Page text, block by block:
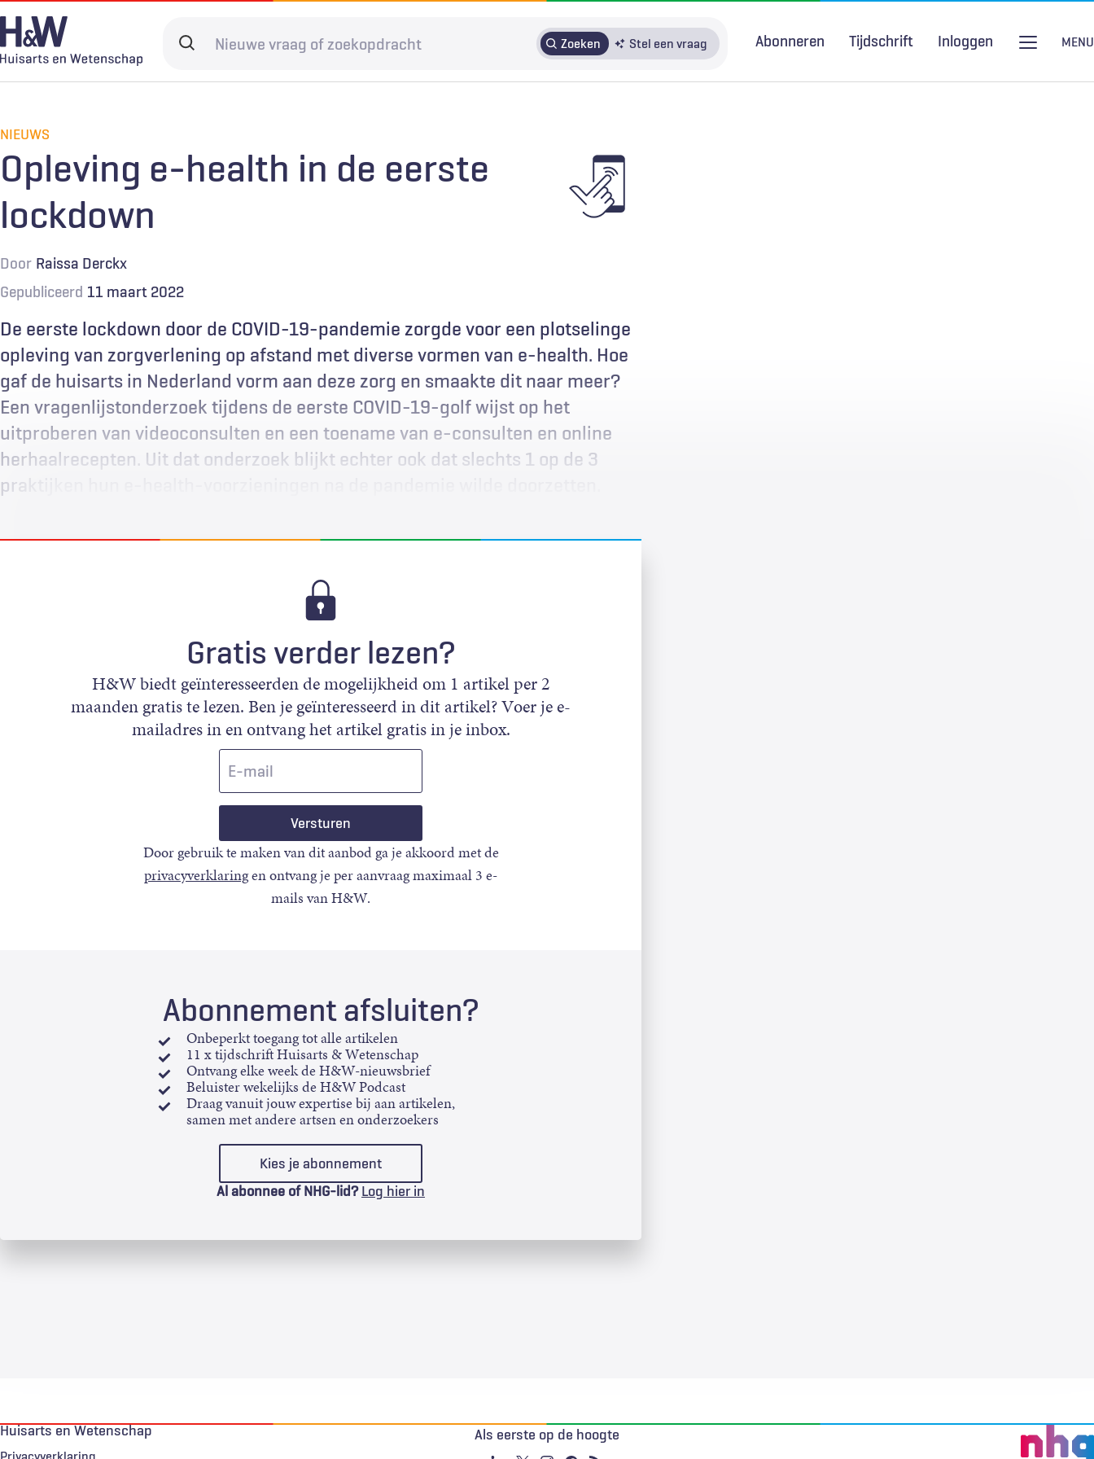
Overslaan
en
naar
gaan
Search
Zoeken Stel een vraag Abonneren Tijdschrift Inloggen MENU
Spoedzorg
Digitale zorg Levenseinde
Door in te loggen op HAweb krijgt u toegang tot de artikelen
op HenW.org.
Abonneren
NIEUWS
Opleving e-health in de eerste
lockdown
Door Raissa Derckx
Gepubliceerd 11 maart 2022
De eerste lockdown door de COVID-19-pandemie zorgde voor een plotselinge
opleving van zorgverlening op afstand met diverse vormen van e-health. Hoe
gaf de huisarts in Nederland vorm aan deze zorg en smaakte dit naar meer?
Een vragenlijstonderzoek tijdens de eerste COVID-19-golf wijst op het
uitproberen van videoconsulten en een toename van e-consulten en online
herhaalrecepten. Uit dat onderzoek blijkt echter ook dat slechts 1 op de 3
praktijken hun e-health-voorzieningen na de pandemie wilde doorzetten.
Gratis verder lezen?
H&W biedt geïnteresseerden de mogelijkheid om 1 artikel per 2
maanden gratis te lezen. Ben je geïnteresseerd in dit artikel? Voer je e-
mailadres in en ontvang het artikel gratis in je inbox.
Door gebruik te maken van dit aanbod ga je akkoord met de
privacyverklaringen ontvang je per aanvraag maximaal 3 e-
mails van H&W.
Abonnement afsluiten?
Onbeperkt toegang tot alle artikelen
11 x tijdschrift Huisarts & Wetenschap
Ontvang elke week de H&W-nieuwsbrief
Beluister wekelijks de H&W Podcast
Draag vanuit jouw expertise bij aan artikelen,
samen met andere artsen en onderzoekers
Kies je abonnement
Al abonnee of NHG-lid? Log hier in
Huisarts en Wetenschap
Privacyverklaring
Als eerste op de hoogte